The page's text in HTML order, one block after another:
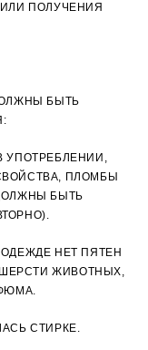
ПОЛУЧЕНИЯ
БЫТЬ
УПОТРЕБЛЕНИИ,
ПЛОМБЫ
БЫТЬ
ОДЕЖДЕ НЕТ ПЯТЕН
ШЕРСТИ ЖИВОТНЫХ,
СТИРКЕ.